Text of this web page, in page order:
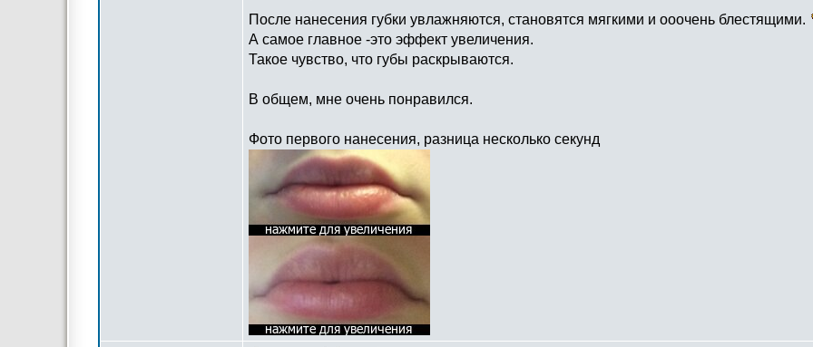
После нанесения губки увлажняются, становятся мягкими и ооочень блестящими.
А самое главное -это эффект увеличения.
Такое чувство, что губы раскрываются.
В общем, мне очень понравился.
Фото первого нанесения, разница несколько секунд